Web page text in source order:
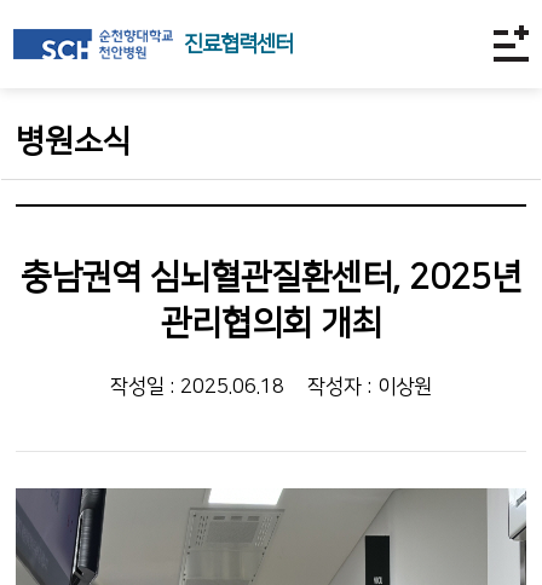
진료협력센터
병원소식
충남권역 심뇌혈관질환센터, 2025년
관리협의회 개최
작성일 : 2025.06.18 작성자 : 이상원